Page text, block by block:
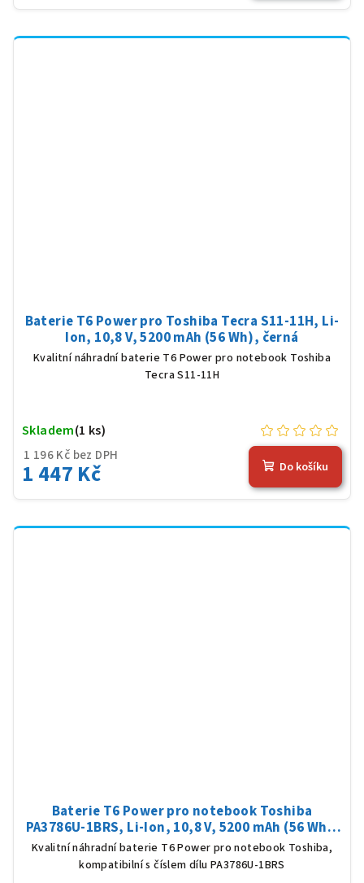
Baterie T6 Power pro Toshiba Tecra S11-11H, Li-
Ion, 10,8 V, 5200 mAh (56 Wh), černá
Kvalitní náhradní baterie T6 Power pro notebook Toshiba
Tecra S11-11H
1 196 Kč bez DPH
1 447 Kč
Skladem(1 ks)
Do košíku
Baterie T6 Power pro notebook Toshiba
PA3786U-1BRS, Li-Ion, 10,8 V, 5200 mAh (56 Wh),
černá
Kvalitní náhradní baterie T6 Power pro notebook Toshiba,
kompatibilní s číslem dílu PA3786U-1BRS